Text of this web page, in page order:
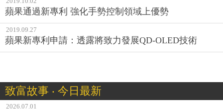
蘋果通過新專利 強化手勢控制領域上優勢
2019.09.27
蘋果新專利申請：透露將致力發展QD-OLED技術
致富故事 ‧ 今日最新
2026.07.01